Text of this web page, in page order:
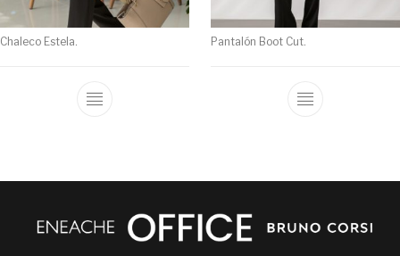
Chaleco Estela. Pantalón Boot Cut.